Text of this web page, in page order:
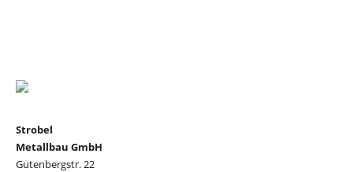
Strobel
Metallbau GmbH
Gutenbergstr. 22